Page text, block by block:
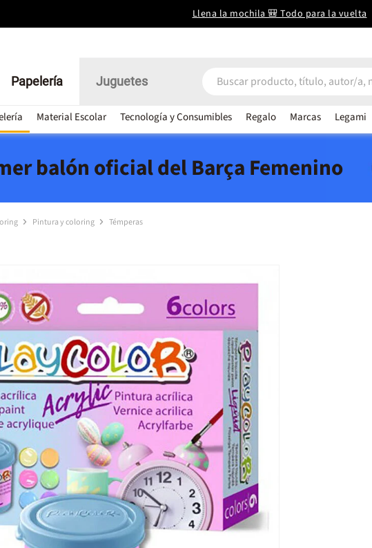
Llena la mochila 🎒 Todo para la vuelta
Papelería
Material Escolar Tecnología y Consumibles Regalo Marcas Legami
Juguetes
balón oficial del Barça Femenino
Pintura y coloring Témperas